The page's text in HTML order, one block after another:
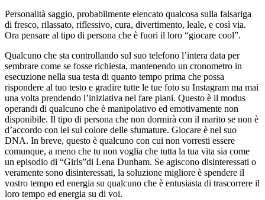
Personalità saggio, probabilmente elencato qualcosa sulla falsariga
di fresco, rilassato, riflessivo, cura, divertimento, leale, e così via.
Ora pensare al tipo di persona che è fuori il loro “giocare cool”.
Qualcuno che sta controllando sul suo telefono l’intera data per
sembrare come se fosse richiesta, mantenendo un cronometro in
esecuzione nella sua testa di quanto tempo prima che possa
rispondere al tuo testo e gradire tutte le tue foto su Instagram ma mai
una volta prendendo l’iniziativa nel fare piani. Questo è il modus
operandi di qualcuno che è manipolativo ed emotivamente non
disponibile. Il tipo di persona che non dormirà con il marito se non è
d’accordo con lei sul colore delle sfumature. Giocare è nel suo
DNA. In breve, questo è qualcuno con cui non vorresti essere
comunque, a meno che tu non voglia che tutta la tua vita sia come
un episodio di “Girls”di Lena Dunham. Se agiscono disinteressati o
veramente sono disinteressati, la soluzione migliore è spendere il
vostro tempo ed energia su qualcuno che è entusiasta di trascorrere il
loro tempo ed energia su di voi.